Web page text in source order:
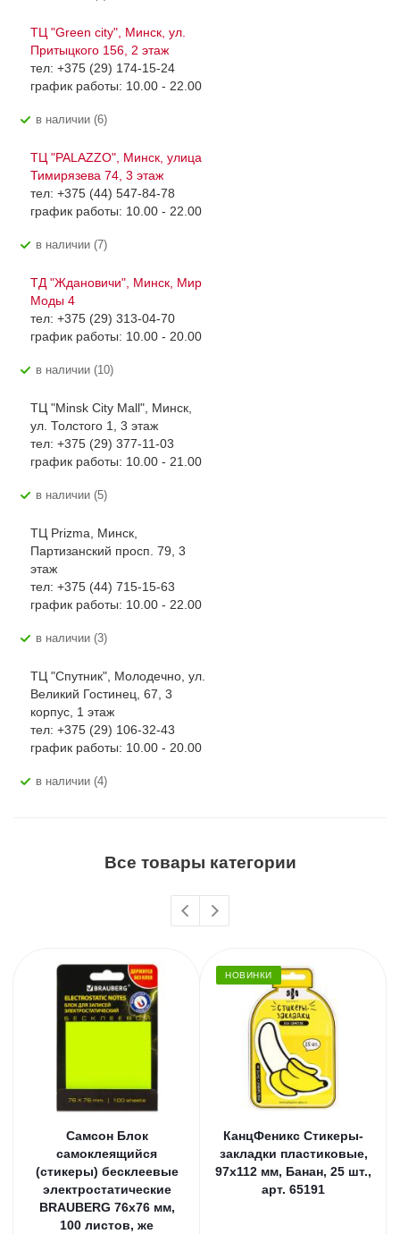
ТЦ "Green city", Минск, ул.
Притыцкого 156, 2 этаж
тел: +375 (29) 174-15-24
график работы: 10.00 - 22.00
В наличии (6)
ТЦ "PALAZZO", Минск, улица
Тимирязева 74, 3 этаж
тел: +375 (44) 547-84-78
график работы: 10.00 - 22.00
В наличии (7)
ТД "Ждановичи", Минск, Мир
Моды 4
тел: +375 (29) 313-04-70
график работы: 10.00 - 20.00
В наличии (10)
ТЦ "Minsk City Mall", Минск,
ул. Толстого 1, 3 этаж
тел: +375 (29) 377-11-03
график работы: 10.00 - 21.00
В наличии (5)
ТЦ Prizma, Минск,
Партизанский просп. 79, 3
этаж
тел: +375 (44) 715-15-63
график работы: 10.00 - 22.00
В наличии (3)
ТЦ "Спутник", Молодечно, ул.
Великий Гостинец, 67, 3
корпус, 1 этаж
тел: +375 (29) 106-32-43
график работы: 10.00 - 20.00
В наличии (4)
Все товары категории
Самсон Блок
самоклеящийся
(стикеры) бесклеевые
электростатические
BRAUBERG 76х76 мм,
100 листов, же
НОВИНКИ
КанцФеникс Стикеры-
закладки пластиковые,
97х112 мм, Банан, 25 шт.,
арт. 65191